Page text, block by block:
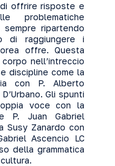
offrire risposte e
problematiche
ripartendo
raggiungere i
offre. Questa
nell’intreccio
discipline come la
con P. Alberto
Gli spunti
voce con la
P. Juan Gabriel
Susy Zanardo con
Ascencio LC
della grammatica